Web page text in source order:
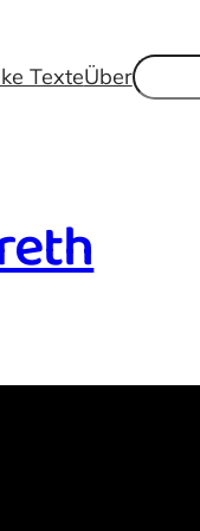
TexteÜberSuchen